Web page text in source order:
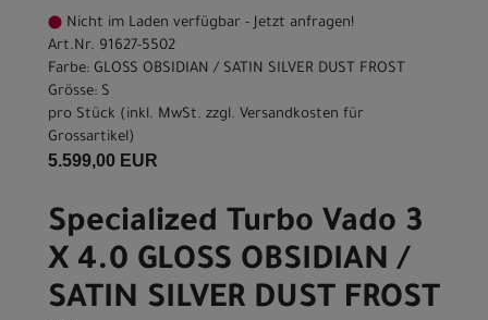
Nicht im Laden verfügbar - Jetzt anfragen!
Art.Nr. 91627-5502
Farbe: GLOSS OBSIDIAN / SATIN SILVER DUST FROST
Grösse: S
pro Stück (inkl. MwSt. zzgl. Versandkosten für
Grossartikel)
5.599,00 EUR
Specialized Turbo Vado 3
X 4.0 GLOSS OBSIDIAN /
SATIN SILVER DUST FROST